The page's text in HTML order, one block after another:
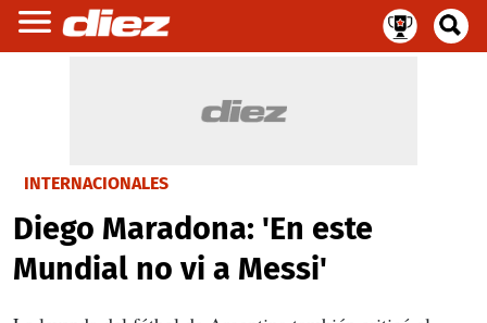
INTERNACIONALES
Diego Maradona: 'En este
Mundial no vi a Messi'